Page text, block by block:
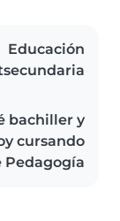
Educación
bachiller y
cursando
Pedagogía